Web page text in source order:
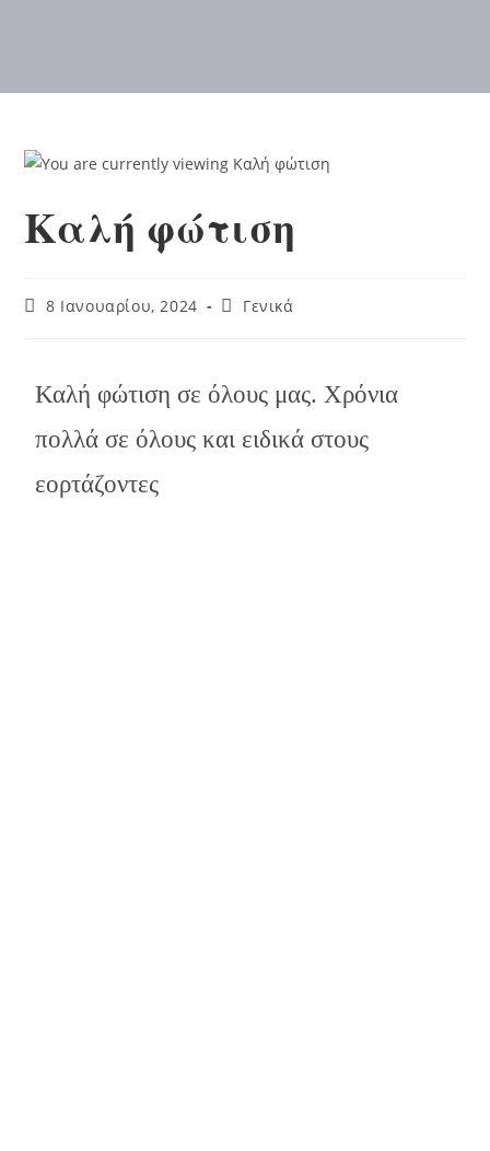
α
ί
λ
α
ί
ς
Καλή φώτιση
8 Ιανουαρίου, 2024 Γενικά
Καλή φώτιση σε όλους μας. Χρόνια
πολλά σε όλους και ειδικά στους
εορτάζοντες